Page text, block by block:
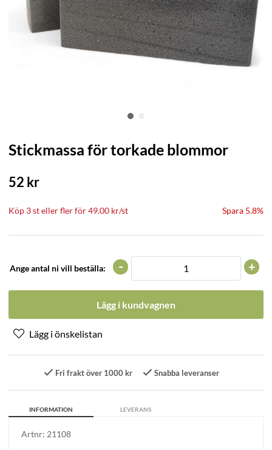
Stickmassa för torkade blommor
52 kr
Köp 3 steller fler för49.00 kr/st Spara 5.8%
Ange antal ni vill beställa: +
-
Lägg i kundvagnen
Fri frakt över 1000 kr Snabba leveranser
INFORMATION LEVERANS
Artnr: 21108